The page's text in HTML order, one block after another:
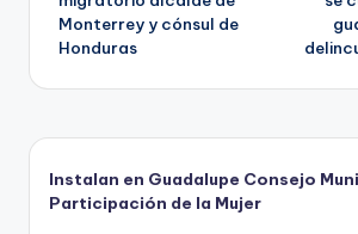
entradas
Monterrey y cónsul de
Honduras
Instalan en Guadalupe Consejo
Participación de la Mujer